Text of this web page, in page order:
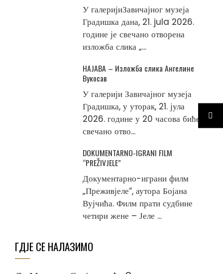
У галеријиЗавичајног музеја
Градишка дана, 21. jula 2026.
године је свечано отворена
изложба слика „...
НАЈАВА – Изложба слика Ангелине
Вукосав
У галерији Завичајног музеја
Градишка, у уторак, 21. јула
2026. године у 20 часова биће
свечано отво...
DOKUMENTARNO-IGRANI FILM
“PREŽIVJELE”
Документарно-играни филм
„Преживјеле“, аутора Бојана
Вујчића. Филм прати судбине
четири жене – Јеле ...
ГДЈЕ СЕ НАЛАЗИМО